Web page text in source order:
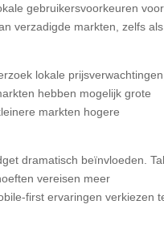
gebruikersvoorkeuren voor
verzadigde markten, zelfs
lokale prijsverwachtingen,
hebben mogelijk grote
markten hogere
dramatisch beïnvloeden.
vereisen meer
first ervaringen verkiezen